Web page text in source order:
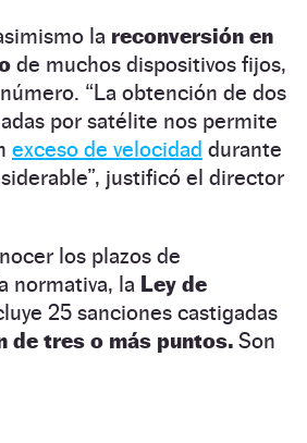
la reconversión en
de muchos dispositivos fijos,
“La obtención de dos
por satélite nos permite
exceso de velocidad durante
justificó el director
los plazos de
normativa, la Ley de
25 sanciones castigadas
de tres o más puntos. Son